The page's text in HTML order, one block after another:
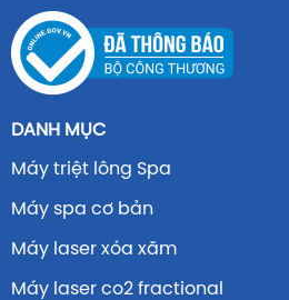
DANH MỤC
Máy triệt lông Spa
Máy spa cơ bản
Máy laser xóa xăm
Máy laser co2 fractional